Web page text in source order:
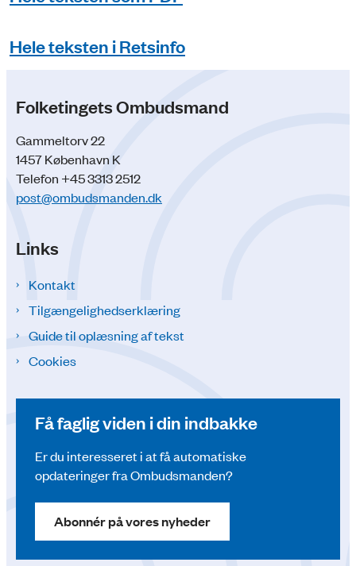
Hele teksten i Retsinfo
Folketingets Ombudsmand
Gammeltorv 22
1457 København K
Telefon +45 3313 2512
post@ombudsmanden.dk
Links
Kontakt
Tilgængelighedserklæring
Guide til oplæsning af tekst
Cookies
Få faglig viden i din indbakke
Er du interesseret i at få automatiske
opdateringer fra Ombudsmanden?
Abonnér på vores nyheder